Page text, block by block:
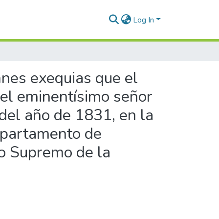
Log In
exequias que el
eminentísimo señor
año de 1831, en la
de
Supremo de la